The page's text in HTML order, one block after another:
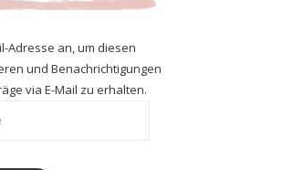
Adresse an, um diesen
und Benachrichtigungen
via E-Mail zu erhalten.